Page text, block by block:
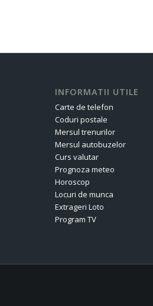
INFORMATII UTILE
Carte de telefon
Coduri postale
Mersul trenurilor
Mersul autobuzelor
Curs valutar
Prognoza meteo
Horoscop
Locuri de munca
Extrageri Loto
Program TV